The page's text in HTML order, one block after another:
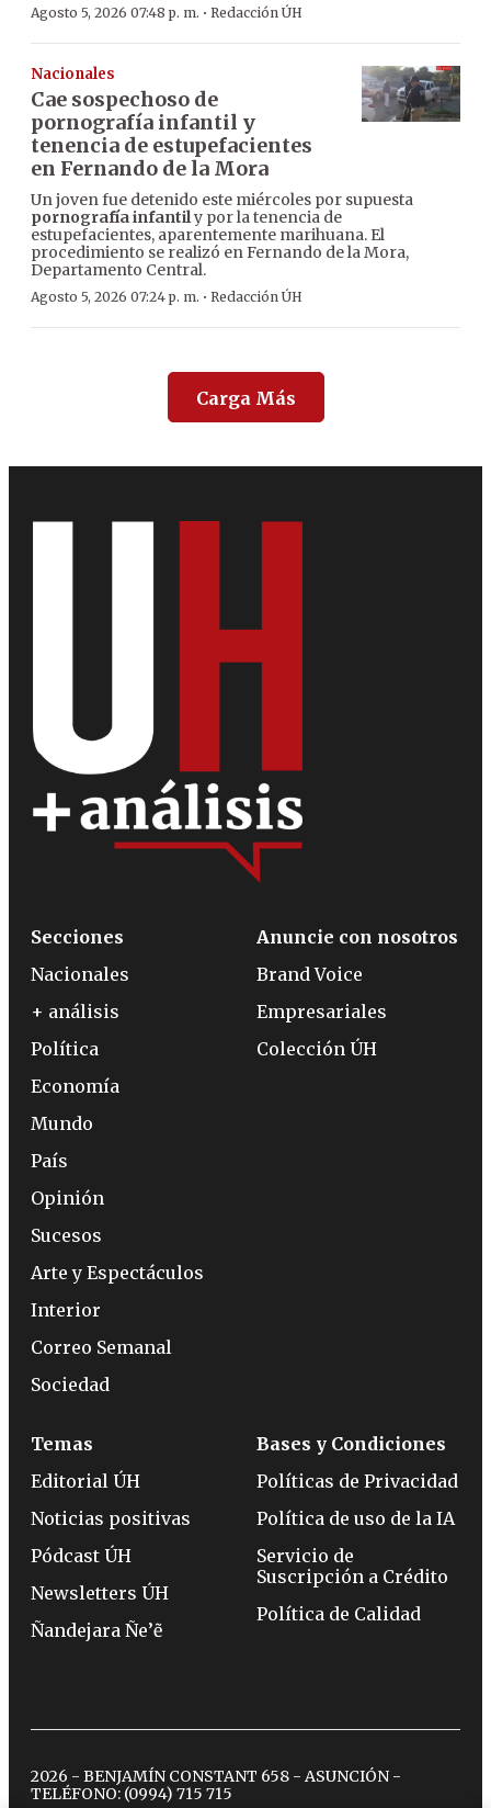
Agosto 5, 2026 07:48 p. m. · Redacción ÚH
Nacionales
Cae sospechoso de
pornografía infantil y
tenencia de estupefacientes
en Fernando de la Mora
Un joven fue detenido este miércoles por supuesta
pornografía infantily por la tenencia de
estupefacientes, aparentemente marihuana. El
procedimiento se realizó en Fernando de la Mora,
Departamento Central.
Agosto 5, 2026 07:24 p. m. · Redacción ÚH
Carga Más
Secciones
Nacionales
+ análisis
Política
Economía
Mundo
País
Opinión
Sucesos
Arte y Espectáculos
Interior
Correo Semanal
Sociedad
Anuncie con nosotros
Brand Voice
Empresariales
Colección ÚH
Temas
Editorial ÚH
Noticias positivas
Pódcast ÚH
Newsletters ÚH
Ñandejara Ñe’ẽ
Bases y Condiciones
Políticas de Privacidad
Política de uso de la IA
Servicio de
Suscripción a Crédito
Política de Calidad
2026 - BENJAMÍN CONSTANT 658 - ASUNCIÓN -
TELÉFONO: (0994) 715 715